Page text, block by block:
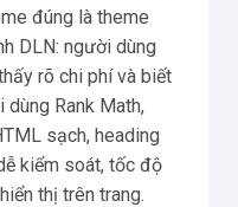
đúng là theme
DLN: người dùng
rõ chi phí và biết
Rank Math,
sạch, heading
kiểm soát, tốc độ
thị trên trang.